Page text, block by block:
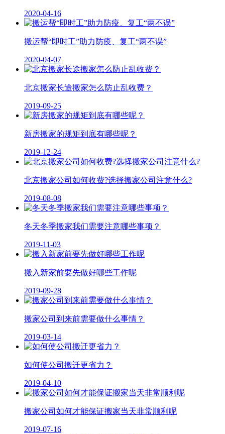
2020-04-16
搬运帮“即时工”助力防疫、复工“两不误”
2020-04-07
北京搬家长途搬家怎么防止乱收费？
2019-09-25
新房搬家的规矩到底有哪些呢？
2019-12-24
北京搬家公司如何收费?选择搬家公司注意什么?
2019-08-08
冬天冬季搬家我们需要注意哪些事项？
2019-11-03
搬入新家前要先做好哪些工作呢
2019-09-28
搬家公司到来前需要做什么事情？
2019-03-14
如何使公司搬迁更省力？
2019-04-10
搬家公司如何才能保证搬家当天非常顺利呢
2019-07-16